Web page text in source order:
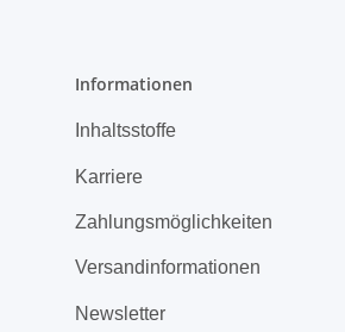
Informationen
Inhaltsstoffe
Karriere
Zahlungsmöglichkeiten
Versandinformationen
Newsletter